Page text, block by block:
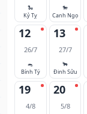
🐍
Kỷ Tỵ
🐎
Canh Ngọ
12
26/7
🐀
Bính Tý
13
27/7
🐂
Đinh Sửu
19
4/8
20
5/8